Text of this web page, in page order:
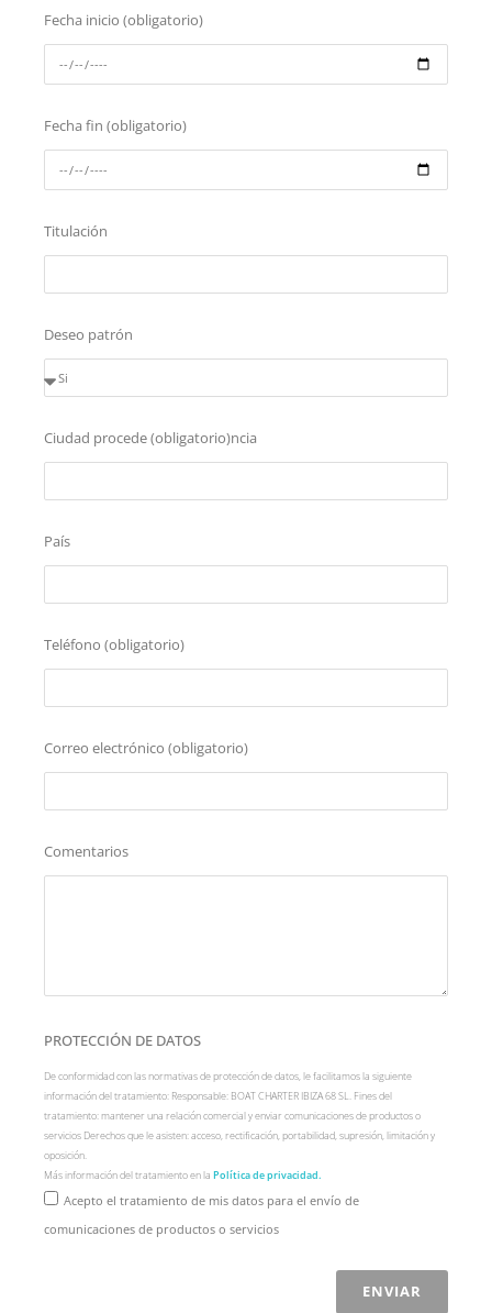
Fecha inicio (obligatorio)
Fecha fin (obligatorio)
Titulación
Deseo patrón
Ciudad procede (obligatorio)ncia
País
Teléfono (obligatorio)
Correo electrónico (obligatorio)
Comentarios
PROTECCIÓN DE DATOS
De conformidad con las normativas de protección de datos, le facilitamos la siguiente
información del tratamiento: Responsable: BOAT CHARTER IBIZA 68 SL. Fines del
tratamiento: mantener una relación comercial y enviar comunicaciones de productos o
servicios Derechos que le asisten: acceso, rectificación, portabilidad, supresión, limitación y
oposición.
Más información del tratamiento en la Política de privacidad.
Acepto el tratamiento de mis datos para el envío de
comunicaciones de productos o servicios
ENVIAR